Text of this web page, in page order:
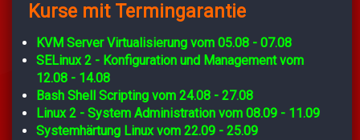
Kurse mit Termingarantie
KVM Server Virtualisierung vom 05.08 - 07.08
SELinux 2 - Konfiguration und Management vom
12.08 - 14.08
Bash Shell Scripting vom 24.08 - 27.08
Linux 2 - System Administration vom 08.09 - 11.09
Systemhärtung Linux vom 22.09 - 25.09